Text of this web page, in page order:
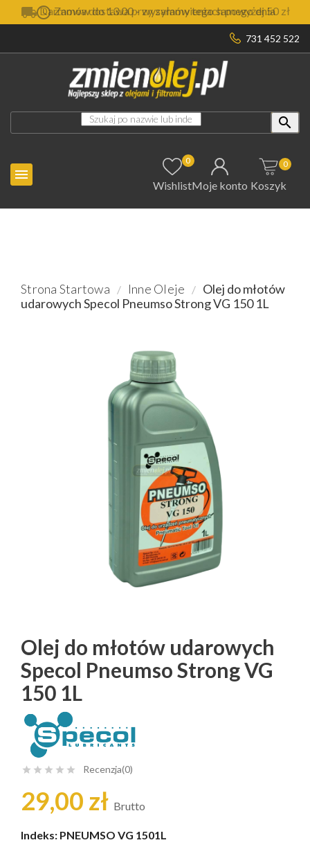
Darmowa dostawa przy zamówieniach powyżej 50 zł
731 452 522


0
WishlistMoje konto Koszyk
0
Strona Startowa Inne Oleje
Olej do młotów
udarowych Specol Pneumso Strong VG 150 1L
Olej do młotów udarowych
Specol Pneumso Strong VG
150 1L
     Recenzja(0)
29,00 zł Brutto
Indeks: PNEUMSO VG 1501L